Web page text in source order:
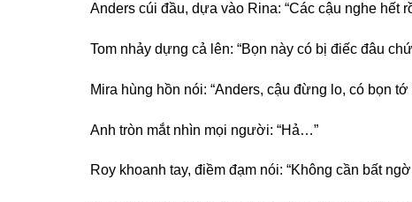
Anders cúi đầu, dựa vào Rina: “Các cậu nghe hết
Tom nhảy dựng cả lên: “Bọn này có bị điếc đâu
Mira hùng hồn nói: “Anders, cậu đừng lo, có bọn
Anh tròn mắt nhìn mọi người: “Hả…”
Roy khoanh tay, điềm đạm nói: “Không cần bất